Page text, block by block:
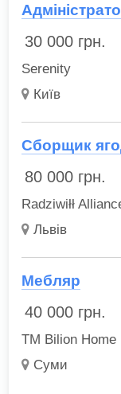
30 000 грн.
Serenity
Київ
Сборщик
80 000 грн.
Radziwiłł
Львів
Мебляр
40 000 грн.
ТМ Bilion
Суми